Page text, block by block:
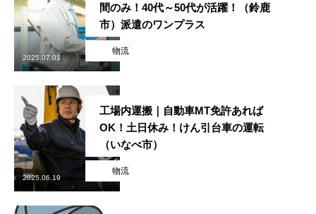
物流
間のみ！40代～50代が活躍！（鈴鹿
市）派遣のワンプラス
2025.07.01
物流
工場内運搬｜自動車MT免許あれば
OK！土日休み！けん引台車の運転
（いなべ市）
2025.06.19